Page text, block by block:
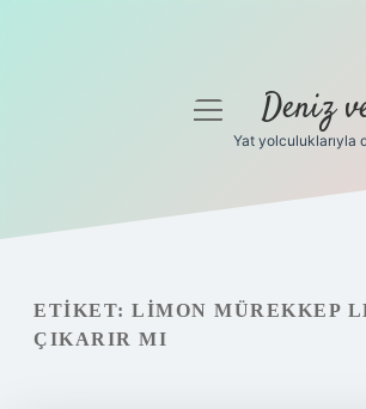
Gizlilik Politikası
Hakkımızda
menüyüDeniz
Yat yolculuklarıyla
ETIKET: LIMON MÜREKKEP
ÇIKARIR MI